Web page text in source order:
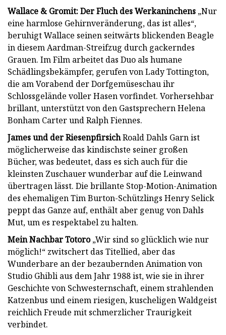
Wallace & Gromit: Der Fluch des Werkaninchens „Nur
eine harmlose Gehirnveränderung, das ist alles“,
beruhigt Wallace seinen seitwärts blickenden Beagle
in diesem Aardman-Streifzug durch gackerndes
Grauen. Im Film arbeitet das Duo als humane
Schädlingsbekämpfer, gerufen von Lady Tottington,
die am Vorabend der Dorfgemüseschau ihr
Schlossgelände voller Hasen vorfindet. Vorhersehbar
brillant, unterstützt von den Gastsprechern Helena
Bonham Carter und Ralph Fiennes.
James und der RiesenpfirsichRoald Dahls Garn ist
möglicherweise das kindischste seiner großen
Bücher, was bedeutet, dass es sich auch für die
kleinsten Zuschauer wunderbar auf die Leinwand
übertragen lässt. Die brillante Stop-Motion-Animation
des ehemaligen Tim Burton-Schützlings Henry Selick
peppt das Ganze auf, enthält aber genug von Dahls
Mut, um es respektabel zu halten.
Mein Nachbar Totoro„Wir sind so glücklich wie nur
möglich!“ zwitschert das Titellied, aber das
Wunderbare an der bezaubernden Animation von
Studio Ghibli aus dem Jahr 1988 ist, wie sie in ihrer
Geschichte von Schwesternschaft, einem strahlenden
Katzenbus und einem riesigen, kuscheligen Waldgeist
reichlich Freude mit schmerzlicher Traurigkeit
verbindet.